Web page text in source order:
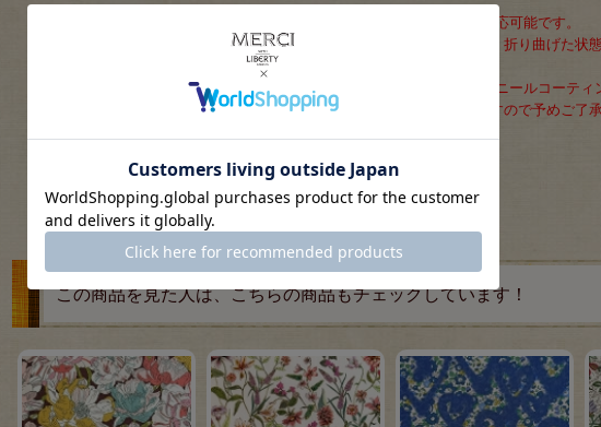
ネコポスは2mまで対応可能です。
※ネコポスの場合は、折り曲げた状
また、生地とPVC(ビニールコーテ
える場合がございますので予めご了
この商品を見た人は、こちらの商品もチェックしています！